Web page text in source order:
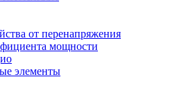
от перенапряжения
мощности
элементы